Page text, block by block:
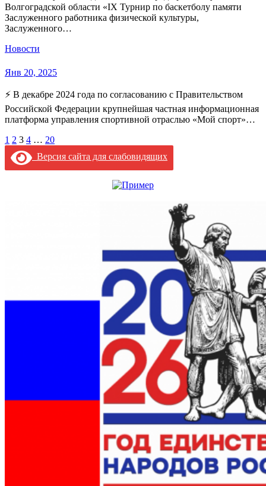
Волгоградской области «IX Турнир по баскетболу памяти
Заслуженного работника физической культуры,
Заслуженного…
Новости
Янв 20, 2025
⚡ В декабре 2024 года по согласованию с Правительством
Российской Федерации крупнейшая частная информационная
платформа управления спортивной отраслью «Мой спорт»…
Пагинация
записей
1 2 3 4 … 20
Версия сайта для слабовидящих